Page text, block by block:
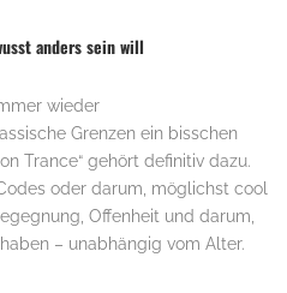
anders sein will
wieder
Grenzen ein bisschen
Trance“ gehört definitiv dazu.
oder darum, möglichst cool
Offenheit und darum,
– unabhängig vom Alter.